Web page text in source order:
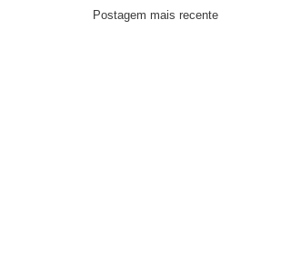
Postagem mais recente